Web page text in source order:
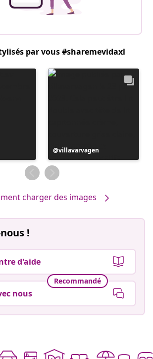
par vous #sharemevidaxl
Publication
publiée
par
villavarvagen
charger des images
!
d'aide
Recommandé
nous